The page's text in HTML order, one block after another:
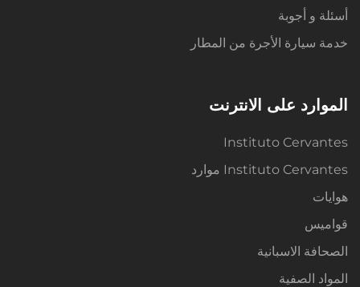
أسئلة و أجوبة
خدمة سيارة الأجرة من المطار
الموارد على الانترنت
Instituto Cervantes
Instituto Cervantes موارد
هوايات
قواميس
الصحافة الاسبانية
المواد الصفية